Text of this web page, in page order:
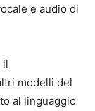
e audio di
il
modelli del
al linguaggio